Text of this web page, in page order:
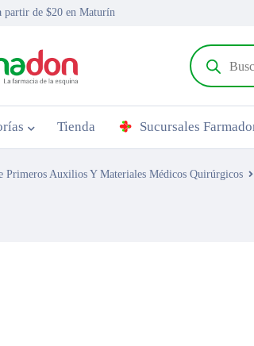
partir de $20 en Maturín
Tienda Sucursales
Primeros Auxilios Y Materiales Médicos Quirúrgicos